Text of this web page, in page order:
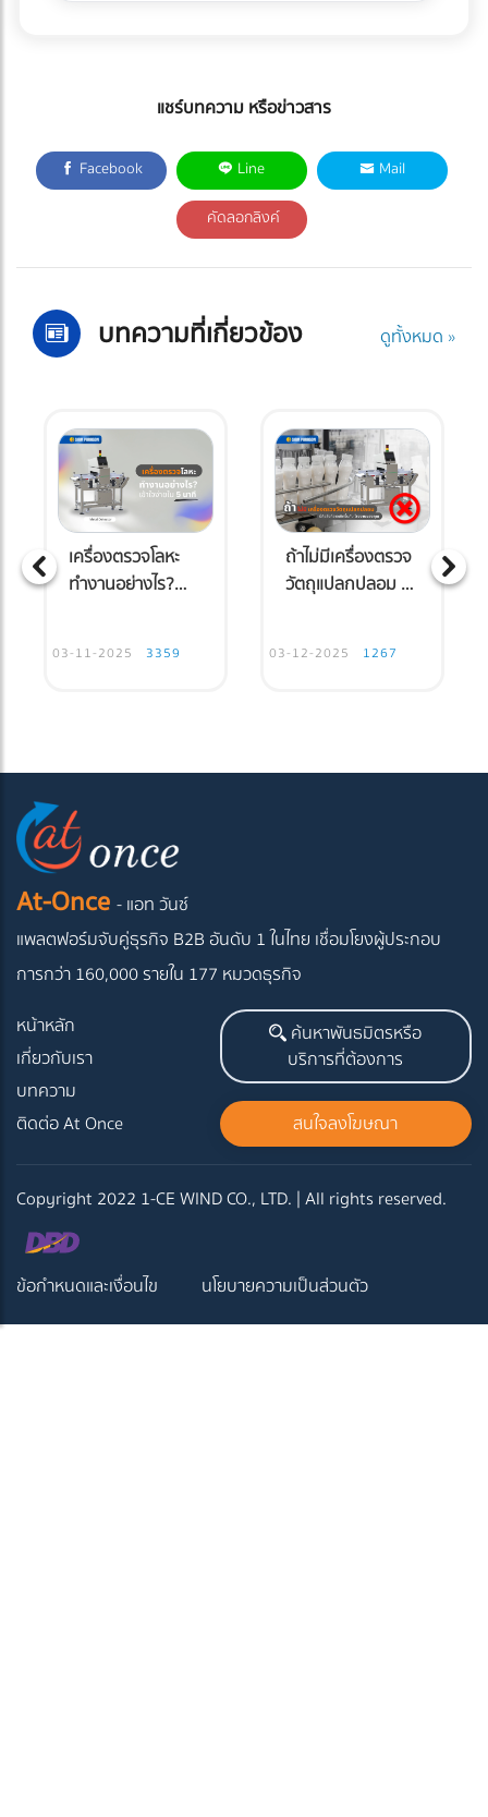
แชร์บทความ หรือข่าวสาร
Facebook Line Mail
คัดลอกลิงค์
บทความที่เกี่ยวข้อง ดูทั้งหมด »
เครื่องตรวจโลหะ
ทำงานอย่างไร?
03-11-2025 3359
ถ้าไม่มีเครื่องตรวจ
วัตถุแปลกปลอม นี่
03-12-2025 1267
At-Once - แอท วันซ์
แพลตฟอร์มจับคู่ธุรกิจ B2B อันดับ 1 ในไทย เชื่อมโยงผู้ประกอบ
การกว่า 160,000 รายใน 177 หมวดธุรกิจ
หน้าหลัก
เกี่ยวกับเรา
บทความ
ติดต่อ At Once
ค้นหาพันธมิตรหรือ
บริการที่ต้องการ
สนใจลงโฆษณา
Copyright 2022 1-CE WIND CO., LTD. | All rights reserved.
ข้อกำหนดและเงื่อนไข นโยบายความเป็นส่วนตัว